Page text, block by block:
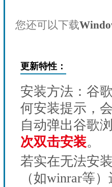
您还可以下载
更新特性：
安装方法：谷
何安装提示，
自动弹出谷歌
次双击安装。
若实在无法安
（如winrar等